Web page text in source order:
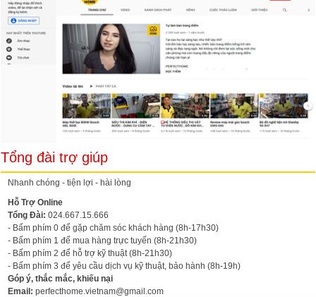
Tổng đài trợ giúp
Nhanh chóng - tiện lợi - hài lòng
Hỗ Trợ Online
Tổng Đài: 024.667.15.666
- Bấm phím 0 để gặp chăm sóc khách hàng (8h-17h30)
- Bấm phím 1 để mua hàng trực tuyến (8h-21h30)
- Bấm phím 2 để hỗ trợ kỹ thuật (8h-21h30)
- Bấm phím 3 để yêu cầu dịch vụ kỹ thuật, bảo hành (8h-19h)
Góp ý, thắc mắc, khiếu nại
Email: perfecthome.vietnam@gmail.com